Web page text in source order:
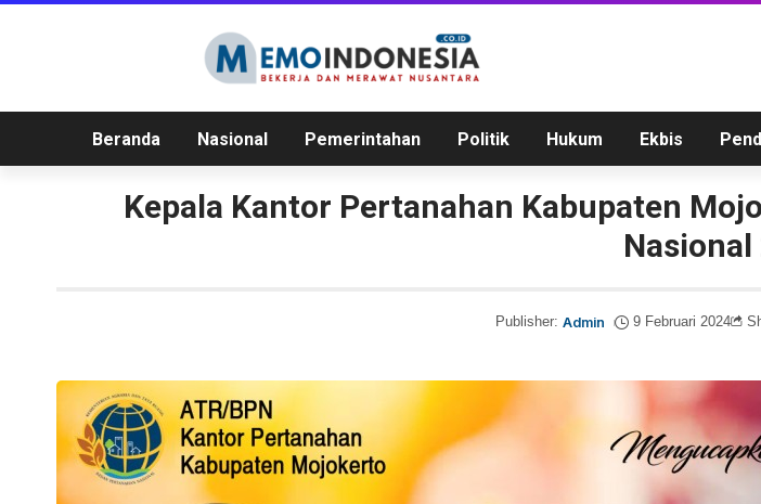
Beranda Nasional Pemerintahan Politik Hukum Ekbis
Kepala Kantor Pertanahan Kabupaten
Nasional
Publisher: Admin 9 Februari 2024